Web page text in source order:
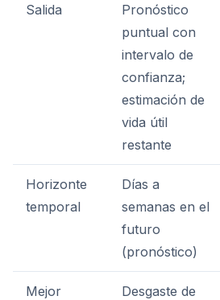
Salida
Pronóstico
puntual con
intervalo de
confianza;
estimación de
vida útil
restante
Horizonte
temporal
Días a
semanas en el
futuro
(pronóstico)
Mejor
Desgaste de